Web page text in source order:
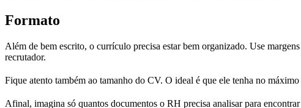
Formato
Além de bem escrito, o currículo precisa estar bem organizado. Use
recrutador.
Fique atento também ao tamanho do CV. O ideal é que ele tenha no
Afinal, imagina só quantos documentos o RH precisa analisar para